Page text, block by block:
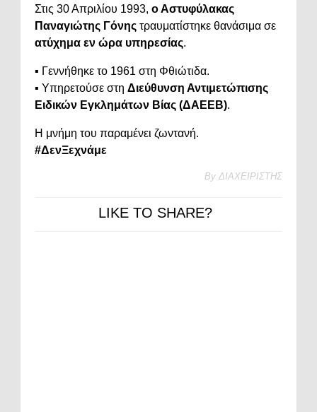
Στις 30 Απριλίου 1993, ο Αστυφύλακας
Παναγιώτης Γόνης τραυματίστηκε θανάσιμα σε
ατύχημα εν ώρα υπηρεσίας.
▪ Γεννήθηκε το 1961 στη Φθιώτιδα.
▪ Υπηρετούσε στη Διεύθυνση Αντιμετώπισης
Ειδικών Εγκλημάτων Βίας (ΔΑΕΕΒ).
Η μνήμη του παραμένει ζωντανή.
#ΔενΞεχνάμε
By ΔΙΑΧΕΙΡΙΣΤΗΣ
LIKE TO SHARE?